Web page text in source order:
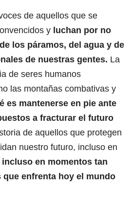
de aquellos que se
y luchan por no
los páramos, del agua y de
de nuestras gentes. La
de seres humanos
las montañas combativas y
es mantenerse en pie ante
a fracturar el futuro
de aquellos que protegen
nuestro futuro, incluso en
incluso en momentos tan
enfrenta hoy el mundo